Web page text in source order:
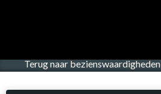
Terug naar bezienswaardigheden